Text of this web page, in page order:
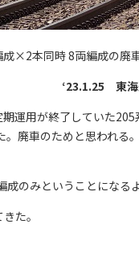
×2本同時 8両編成の廃
‘23.1.25 東
運用が終了していた
廃車のためと思われる
のみということになる
た。